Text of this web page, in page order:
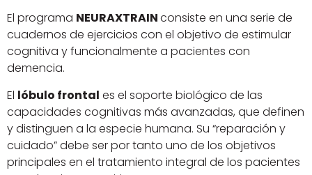
El programa NEURAXTRAINconsiste en una serie de
cuadernos de ejercicios con el objetivo de estimular
cognitiva y funcionalmente a pacientes con
demencia.
El lóbulo frontal es el soporte biológico de las
capacidades cognitivas más avanzadas, que definen
y distinguen a la especie humana. Su “reparación y
cuidado” debe ser por tanto uno de los objetivos
principales en el tratamiento integral de los pacientes